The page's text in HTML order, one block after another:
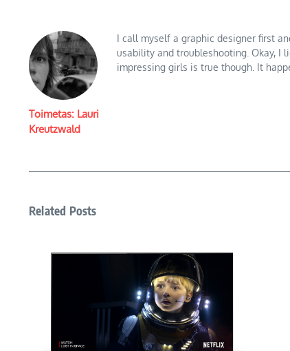
Toimetas: Lauri
Kreutzwald
I call myself a graphic designer first
usability and troubleshooting. Okay, I
impressing girls is true though. It
Related Posts